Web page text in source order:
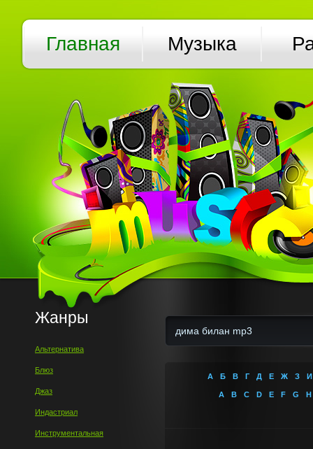
Главная Музыка
Жанры
Альтернатива
Блюз
Джаз
Индастриал
Инструментальная
А Б В Г Д Е Ж З И
A B C D E F G H